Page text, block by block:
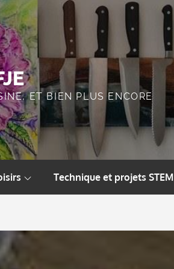
ET BIEN PLUS ENCORE
Technique et projets STEM